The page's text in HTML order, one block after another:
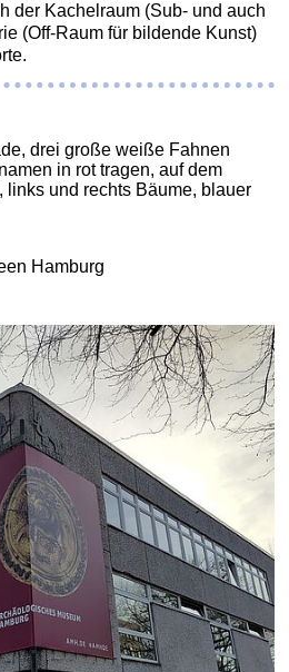
der Kachelraum (Sub- und auch
(Off-Raum für bildende Kunst)
Hamburg